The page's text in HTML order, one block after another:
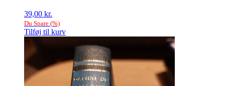
39,00 kr.
Du Spare (%)
Tilføj til kurv